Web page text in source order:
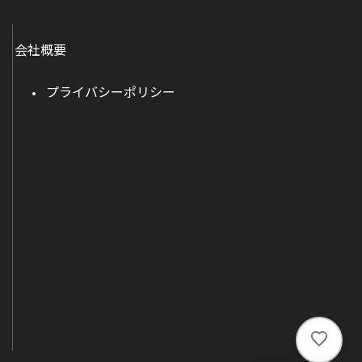
い
会社概要
プライバシーポリシー